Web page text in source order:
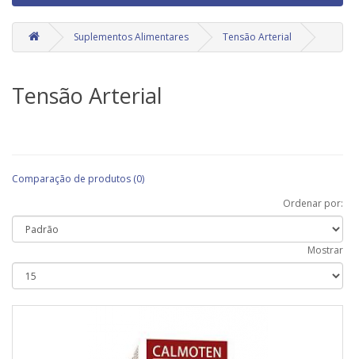
Suplementos Alimentares Tensão Arterial
Tensão Arterial
Comparação de produtos (0)
Ordenar por:
Mostrar